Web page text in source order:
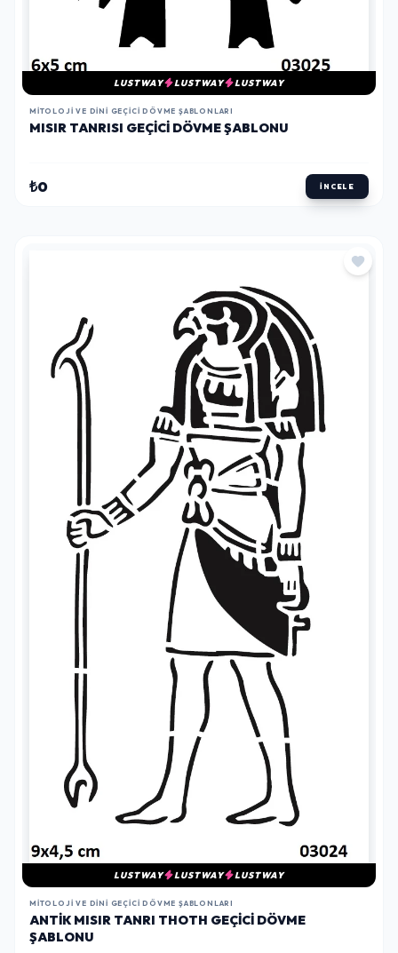
LUSTWAY LUSTWAY LUSTWAY
MITOLOJI VE DINI GEÇICI DÖVME ŞABLONLARI
MISIR TANRISI GEÇICI DÖVME ŞABLONU
₺0 İNCELE
LUSTWAY LUSTWAY LUSTWAY
MITOLOJI VE DINI GEÇICI DÖVME ŞABLONLARI
ANTIK MISIR TANRI THOTH GEÇICI DÖVME
ŞABLONU